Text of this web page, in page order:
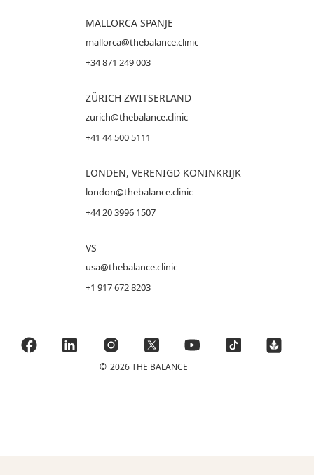
MALLORCA SPANJE
mallorca@thebalance.clinic
+34 871 249 003
ZÜRICH ZWITSERLAND
zurich@thebalance.clinic
+41 44 500 5111
LONDEN, VERENIGD KONINKRIJK
london@thebalance.clinic
+44 20 3996 1507
VS
usa@thebalance.clinic
+1 917 672 8203
© 2026 THE BALANCE